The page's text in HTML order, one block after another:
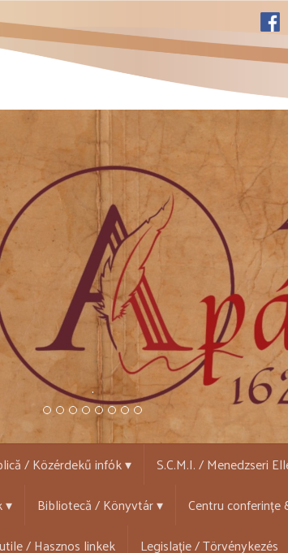
.
/ Közérdekű infók ▾
S.C.M.I. / Menedzseri
▾ Bibliotecă / Könyvtár ▾
Centru conferințe
/ Hasznos linkek Legislație / Törvénykezés